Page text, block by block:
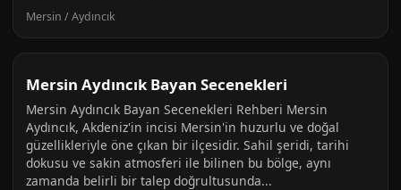
Mersin / Aydıncık
Mersin Aydıncık Bayan Secenekleri
Mersin Aydıncık Bayan Secenekleri Rehberi Mersin
Aydıncık, Akdeniz'in incisi Mersin'in huzurlu ve doğal
güzellikleriyle öne çıkan bir ilçesidir. Sahil şeridi, tarihi
dokusu ve sakin atmosferi ile bilinen bu bölge, aynı
zamanda belirli bir talep doğrultusunda...